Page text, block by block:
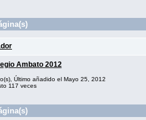
Ambato 2012
Último añadido el Mayo 25, 2012
117 veces